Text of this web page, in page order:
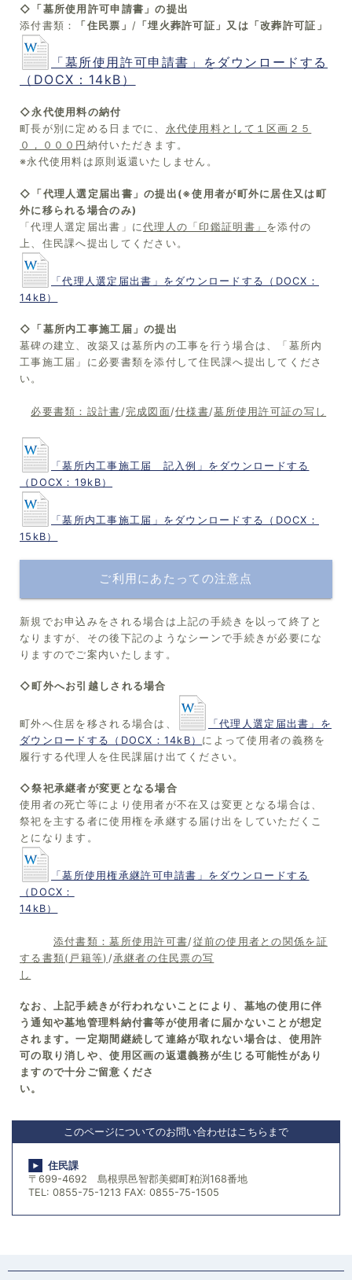
◇「墓所使用許可申請書」の提出
添付書類：
「住民票」 / 「埋火葬許可証」又は「改葬許可証」
「墓所使用許可申請書」をダウンロードする
（DOCX：14kB）
◇永代使用料の納付
町長が別に定める日までに、 永代使用料として１区画２５
０，０００円 納付いただきます。
※永代使用料は原則返還いたしません。
◇「代理人選定届出書」の提出(※使用者が町外に居住又は町
外に移られる場合のみ)
「代理人選定届出書」に代理人の「印鑑証明書」 を添付の
上、住民課へ提出してください。
「代理人選定届出書」をダウンロードする（DOCX：
14kB）
◇「墓所内工事施工届」の提出
墓碑の建立、改築又は墓所内の工事を行う場合は、「墓所内
工事施工届」に必要書類を添付して住民課へ提出してくださ
い。
必要書類：設計書 / 完成図面/仕様書/墓所使用許可証の写し
「墓所内工事施工届 記入例」をダウンロードする
（DOCX：19kB）
「墓所内工事施工届」をダウンロードする（DOCX：
15kB）
ご利用にあたっての注意点
新規でお申込みをされる場合は上記の手続きを以って終了と
なりますが、その後下記のようなシーンで手続きが必要にな
りますのでご案内いたします。
◇町外へお引越しされる場合
町外へ住居を移される場合は、
「代理人選定届出書」を
ダウンロードする（DOCX：14kB） によって使用者の義務を
履行する代理人を住民課届け出てください。
◇祭祀承継者が変更となる場合
使用者の死亡等により使用者が不在又は変更となる場合は、
祭祀を主する者に使用権を承継する届け出をしていただくこ
とになります。
「墓所使用権承継許可申請書」をダウンロードする
（DOCX：
14kB）
添付書類：墓所使用許可書/ 従前の使用者との関係を証
する書類(戸籍等) /承継者の住民票の写
し
なお、上記手続きが行われないことにより、墓地の使用に伴
う通知や墓地管理料納付書等が使用者に届かないことが想定
されます。一定期間継続して連絡が取れない場合は、使用許
可の取り消しや、使用区画の返還義務が生じる可能性があり
ますので十分ご留意くださ
い。
このページについてのお問い合わせはこちらまで
住民課
〒699-4692 島根県邑智郡美郷町粕渕168番地
TEL: 0855-75-1213 FAX: 0855-75-1505